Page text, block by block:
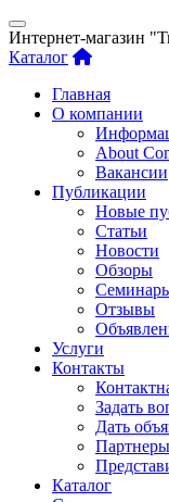
Интернет-магазин
Каталог
Главная
О компании
About
Вакансии
Публикации
Новые
Статьи
Новости
Обзоры
Отзывы
Услуги
Контакты
Задать
Дать
Партнеры
Каталог